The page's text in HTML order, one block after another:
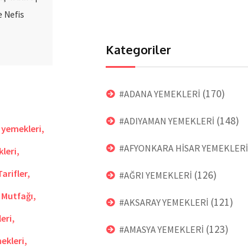
Nefis
,
,
,
,
,
,
Kategoriler
#ADANA YEMEKLERİ (170)
#ADIYAMAN YEMEKLERİ (148)
#AFYONKARA HİSAR YEMEKLERİ
#AĞRI YEMEKLERİ (126)
#AKSARAY YEMEKLERİ (121)
#AMASYA YEMEKLERİ (123)